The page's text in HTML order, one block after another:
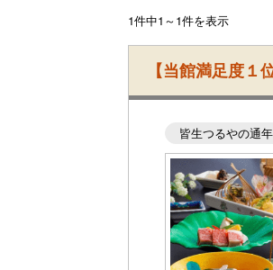
1件中1～1件を表示
【当館満足度
皆生つるやの通